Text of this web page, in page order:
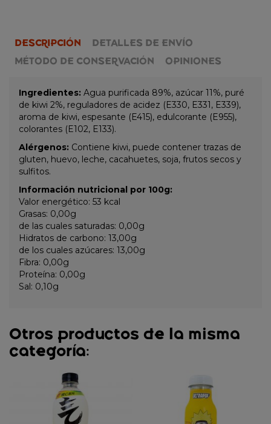
DESCRIPCIÓN
DETALLES DE ENVÍO
MÉTODO DE CONSERVACIÓN
OPINIONES
Ingredientes: Agua purificada 89%, azúcar 11%, puré
de kiwi 2%, reguladores de acidez (E330, E331, E339),
aroma de kiwi, espesante (E415), edulcorante (E955),
colorantes (E102, E133).
Alérgenos: Contiene kiwi, puede contener trazas de
gluten, huevo, leche, cacahuetes, soja, frutos secos y
sulfitos.
Información nutricional por 100g:
Valor energético: 53 kcal
Grasas: 0,00g
de las cuales saturadas: 0,00g
Hidratos de carbono: 13,00g
de los cuales azúcares: 13,00g
Fibra: 0,00g
Proteína: 0,00g
Sal: 0,10g
Otros productos de la misma
categoría: